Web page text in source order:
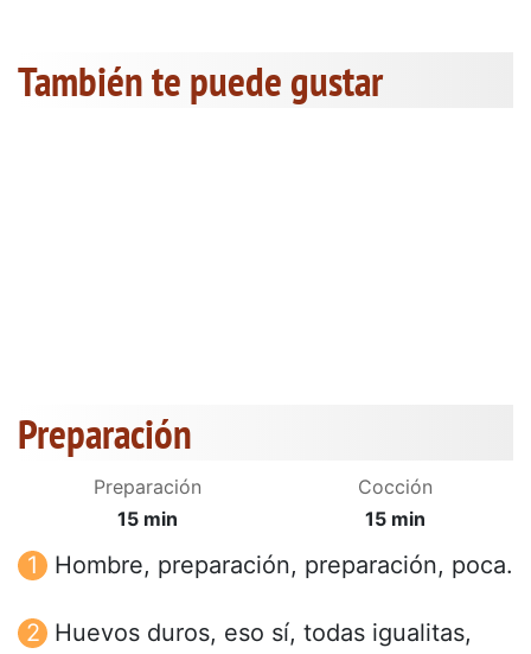
También te puede gustar
Preparación
Preparación
15 min
Cocción
15 min
Hombre, preparación, preparación, poca.
Huevos duros, eso sí, todas igualitas,